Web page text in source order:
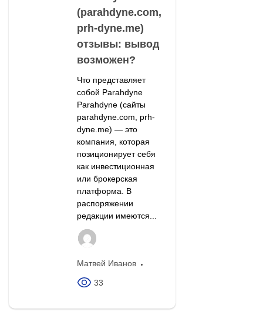
(parahdyne.com,
prh-dyne.me)
отзывы: вывод
возможен?
Что представляет
собой Parahdyne
Parahdyne (сайты
parahdyne.com, prh-
dyne.me) — это
компания, которая
позиционирует себя
как инвестиционная
или брокерская
платформа. В
распоряжении
редакции имеются...
Матвей Иванов
33